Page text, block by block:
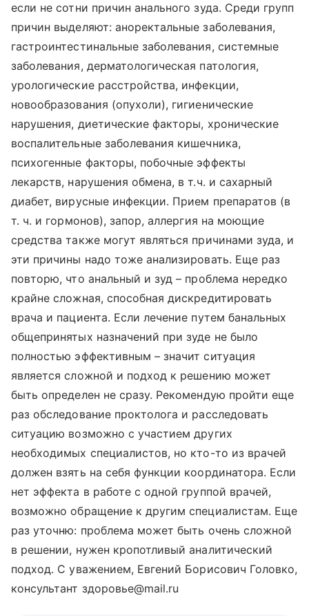
если не сотни причин анального зуда. Среди групп
причин выделяют: аноректальные заболевания,
гастроинтестинальные заболевания, системные
заболевания, дерматологическая патология,
урологические расстройства, инфекции,
новообразования (опухоли), гигиенические
нарушения, диетические факторы, хронические
воспалительные заболевания кишечника,
психогенные факторы, побочные эффекты
лекарств, нарушения обмена, в т.ч. и сахарный
диабет, вирусные инфекции. Прием препаратов (в
т. ч. и гормонов), запор, аллергия на моющие
средства также могут являться причинами зуда, и
эти причины надо тоже анализировать. Еще раз
повторю, что анальный и зуд – проблема нередко
крайне сложная, способная дискредитировать
врача и пациента. Если лечение путем банальных
общепринятых назначений при зуде не было
полностью эффективным – значит ситуация
является сложной и подход к решению может
быть определен не сразу. Рекомендую пройти еще
раз обследование проктолога и расследовать
ситуацию возможно с участием других
необходимых специалистов, но кто-то из врачей
должен взять на себя функции координатора. Если
нет эффекта в работе с одной группой врачей,
возможно обращение к другим специалистам. Еще
раз уточню: проблема может быть очень сложной
в решении, нужен кропотливый аналитический
подход. С уважением, Евгений Борисович Головко,
консультант здоровье@mail.ru